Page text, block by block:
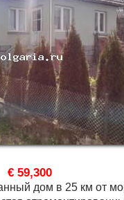
€ 59,300
дом в 25 км от